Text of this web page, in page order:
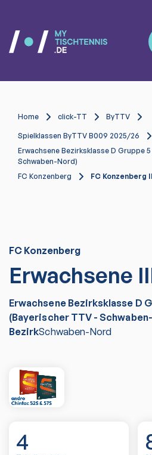
Home click-TT ByTTV
Spielklassen ByTTV B009 2025/26
Erwachsene Bezirksklasse D Gruppe
Schwaben-Nord)
FC Konzenberg
FC Konzenberg
FC Konzenberg
Erwachsene
Erwachsene Bezirksklasse D
(Bayerischer TTV -
BezirkSchwaben-Nord
4